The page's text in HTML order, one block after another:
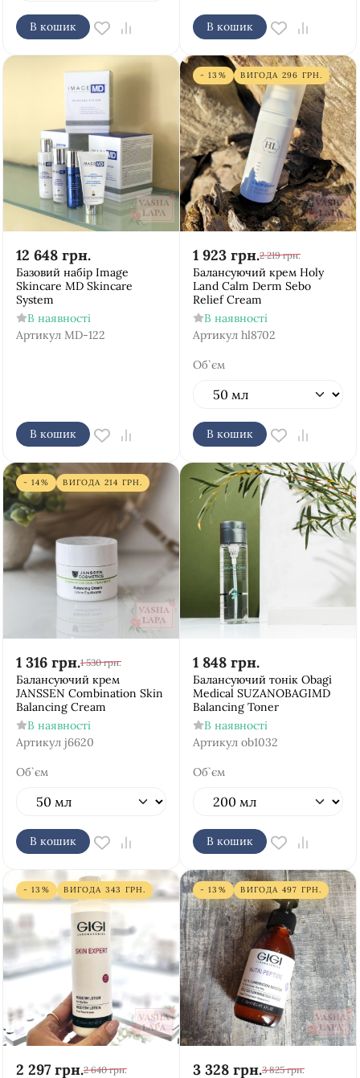
В кошик В кошик
12 648 грн.
Базовий набір Image
Skincare MD Skincare
System
В наявності
Артикул MD-122
В кошик
- 13% ВИГОДА 296 ГРН.
1 923 грн.2 219 грн.
Балансуючий крем Holy
Land Calm Derm Sebo
Relief Cream
В наявності
Артикул hl8702
Об`єм
В кошик
- 14% ВИГОДА 214 ГРН.
1 316 грн.1 530 грн.
Балансуючий крем
JANSSEN Combination Skin
Balancing Cream
В наявності
Артикул j6620
Об`єм
В кошик
1 848 грн.
Балансуючий тонік Obagi
Medical SUZANOBAGIMD
Balancing Toner
В наявності
Артикул ob1032
Об`єм
В кошик
- 13% ВИГОДА 343 ГРН.
2 297 грн.2 640 грн.
- 13% ВИГОДА 497 ГРН.
3 328 грн.3 825 грн.